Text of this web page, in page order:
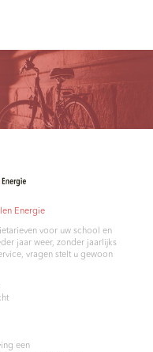
Energie
voor uw school en
jaar weer, zonder jaarlijks
vragen stelt u gewoon
een